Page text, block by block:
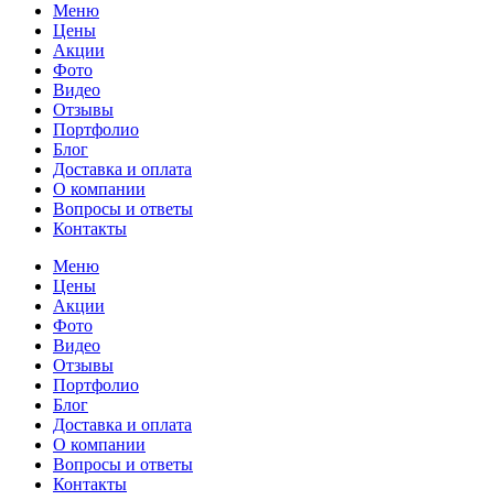
Меню
Цены
Акции
Фото
Видео
Отзывы
Портфолио
Блог
Доставка и оплата
О компании
Вопросы и ответы
Контакты
Меню
Цены
Акции
Фото
Видео
Отзывы
Портфолио
Блог
Доставка и оплата
О компании
Вопросы и ответы
Контакты